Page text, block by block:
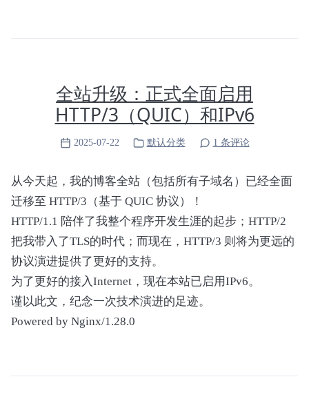
            Method (HSAV, 0, Serialized)
            {
                If (DRVS)
                {
                }
            }
            {
                If (DRVS)
                {
                    Acquire (HDMX, 0xFFFF)
                    SHRF ()
                    Release (HDMX)
static int mat_acpi_add(struct acpi_device
    struct mat_radio_data *data;
    unsigned long long res = 0;
data = devm_kzalloc(&device->dev,
    if (!data) return -ENOMEM;
    device->driver_data = data;
data->rfk =
if (!data->rfk || rfkill_register(data-
if (data->rfk) rfkill_destroy(data-
    mat_update_status(device, data->rfk);
全站升级：正式全面启用
HTTP/3（QUIC）和IPv6
2025-07-22 默认分类 1 条评论
从今天起，我的博客全站（包括所有子域名）已经全面
迁移至 HTTP/3（基于 QUIC 协议）！
HTTP/1.1 陪伴了我整个程序开发生涯的起步；HTTP/2
把我带入了TLS的时代；而现在，HTTP/3 则将为更远的
协议演进提供了更好的支持。
为了更好的接入Internet，现在本站已启用IPv6。
谨以此文，纪念一次技术演进的足迹。
Powered by Nginx/1.28.0